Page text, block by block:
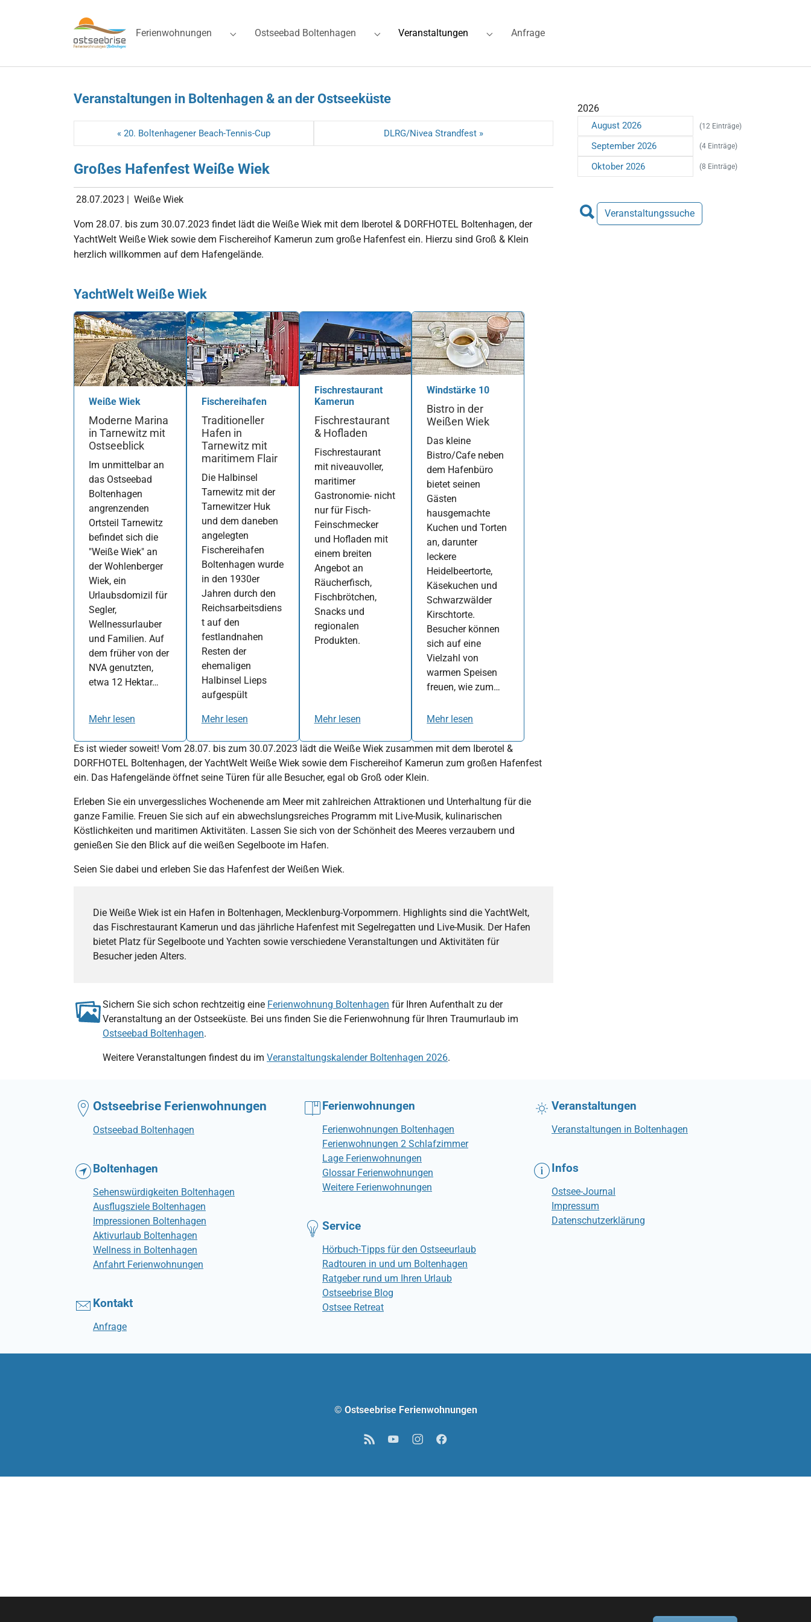
Ferienwohnungen
Submenu for "Ferienwohnungen"
Ostseebad Boltenhagen
Submenu for "Ostseebad Boltenhagen"
Veranstaltungen (current)
Submenu for "Veranstaltungen"
Anfrage
Veranstaltungen in Boltenhagen & an der Ostseeküste
« 20. Boltenhagener Beach-Tennis-Cup DLRG/Nivea Strandfest »
Großes Hafenfest Weiße Wiek
28.07.2023 | Weiße Wiek
Vom 28.07. bis zum 30.07.2023 findet lädt die Weiße Wiek mit dem Iberotel & DORFHOTEL Boltenhagen, der
YachtWelt Weiße Wiek sowie dem Fischereihof Kamerun zum große Hafenfest ein. Hierzu sind Groß & Klein
herzlich willkommen auf dem Hafengelände.
YachtWelt Weiße Wiek
Weiße Wiek
Moderne Marina
in Tarnewitz mit
Ostseeblick
Im unmittelbar an
das Ostseebad
Boltenhagen
angrenzenden
Ortsteil Tarnewitz
befindet sich die
"Weiße Wiek" an
der Wohlenberger
Wiek, ein
Urlaubsdomizil für
Segler,
Wellnessurlauber
und Familien. Auf
dem früher von der
NVA genutzten,
etwa 12 Hektar…
Mehr lesen
Fischereihafen
Traditioneller
Hafen in
Tarnewitz mit
maritimem Flair
Die Halbinsel
Tarnewitz mit der
Tarnewitzer Huk
und dem daneben
angelegten
Fischereihafen
Boltenhagen wurde
in den 1930er
Jahren durch den
Reichsarbeitsdiens
t auf den
festlandnahen
Resten der
ehemaligen
Halbinsel Lieps
aufgespült
Mehr lesen
Fischrestaurant
Kamerun
Fischrestaurant
& Hofladen
Fischrestaurant
mit niveauvoller,
maritimer
Gastronomie- nicht
nur für Fisch-
Feinschmecker
und Hofladen mit
einem breiten
Angebot an
Räucherfisch,
Fischbrötchen,
Snacks und
regionalen
Produkten.
Mehr lesen
Windstärke 10
Bistro in der
Weißen Wiek
Das kleine
Bistro/Cafe neben
dem Hafenbüro
bietet seinen
Gästen
hausgemachte
Kuchen und Torten
an, darunter
leckere
Heidelbeertorte,
Käsekuchen und
Schwarzwälder
Kirschtorte.
Besucher können
sich auf eine
Vielzahl von
warmen Speisen
freuen, wie zum…
Mehr lesen
Es ist wieder soweit! Vom 28.07. bis zum 30.07.2023 lädt die Weiße Wiek zusammen mit dem Iberotel &
DORFHOTEL Boltenhagen, der YachtWelt Weiße Wiek sowie dem Fischereihof Kamerun zum großen Hafenfest
ein. Das Hafengelände öffnet seine Türen für alle Besucher, egal ob Groß oder Klein.
Erleben Sie ein unvergessliches Wochenende am Meer mit zahlreichen Attraktionen und Unterhaltung für die
ganze Familie. Freuen Sie sich auf ein abwechslungsreiches Programm mit Live-Musik, kulinarischen
Köstlichkeiten und maritimen Aktivitäten. Lassen Sie sich von der Schönheit des Meeres verzaubern und
genießen Sie den Blick auf die weißen Segelboote im Hafen.
Seien Sie dabei und erleben Sie das Hafenfest der Weißen Wiek.
Die Weiße Wiek ist ein Hafen in Boltenhagen, Mecklenburg-Vorpommern. Highlights sind die YachtWelt,
das Fischrestaurant Kamerun und das jährliche Hafenfest mit Segelregatten und Live-Musik. Der Hafen
bietet Platz für Segelboote und Yachten sowie verschiedene Veranstaltungen und Aktivitäten für
Besucher jeden Alters.
Sichern Sie sich schon rechtzeitig eine Ferienwohnung Boltenhagen für Ihren Aufenthalt zu der
Veranstaltung an der Ostseeküste. Bei uns finden Sie die Ferienwohnung für Ihren Traumurlaub im
Ostseebad Boltenhagen.
Weitere Veranstaltungen findest du im Veranstaltungskalender Boltenhagen 2026.
2026
August 2026 (12 Einträge)
September 2026 (4 Einträge)
Oktober 2026 (8 Einträge)
Veranstaltungssuche
Ostseebrise Ferienwohnungen
Ostseebad Boltenhagen
Boltenhagen
Sehenswürdigkeiten Boltenhagen
Ausflugsziele Boltenhagen
Impressionen Boltenhagen
Aktivurlaub Boltenhagen
Wellness in Boltenhagen
Anfahrt Ferienwohnungen
Kontakt
Anfrage
Ferienwohnungen
Ferienwohnungen Boltenhagen
Ferienwohnungen 2 Schlafzimmer
Lage Ferienwohnungen
Glossar Ferienwohnungen
Weitere Ferienwohnungen
Service
Hörbuch-Tipps für den Ostseeurlaub
Radtouren in und um Boltenhagen
Ratgeber rund um Ihren Urlaub
Ostseebrise Blog
Ostsee Retreat
Veranstaltungen
Veranstaltungen in Boltenhagen
Infos
Ostsee-Journal
Impressum
Datenschutzerklärung
© Ostseebrise Ferienwohnungen
RSS YouTubeInstagramFacebook